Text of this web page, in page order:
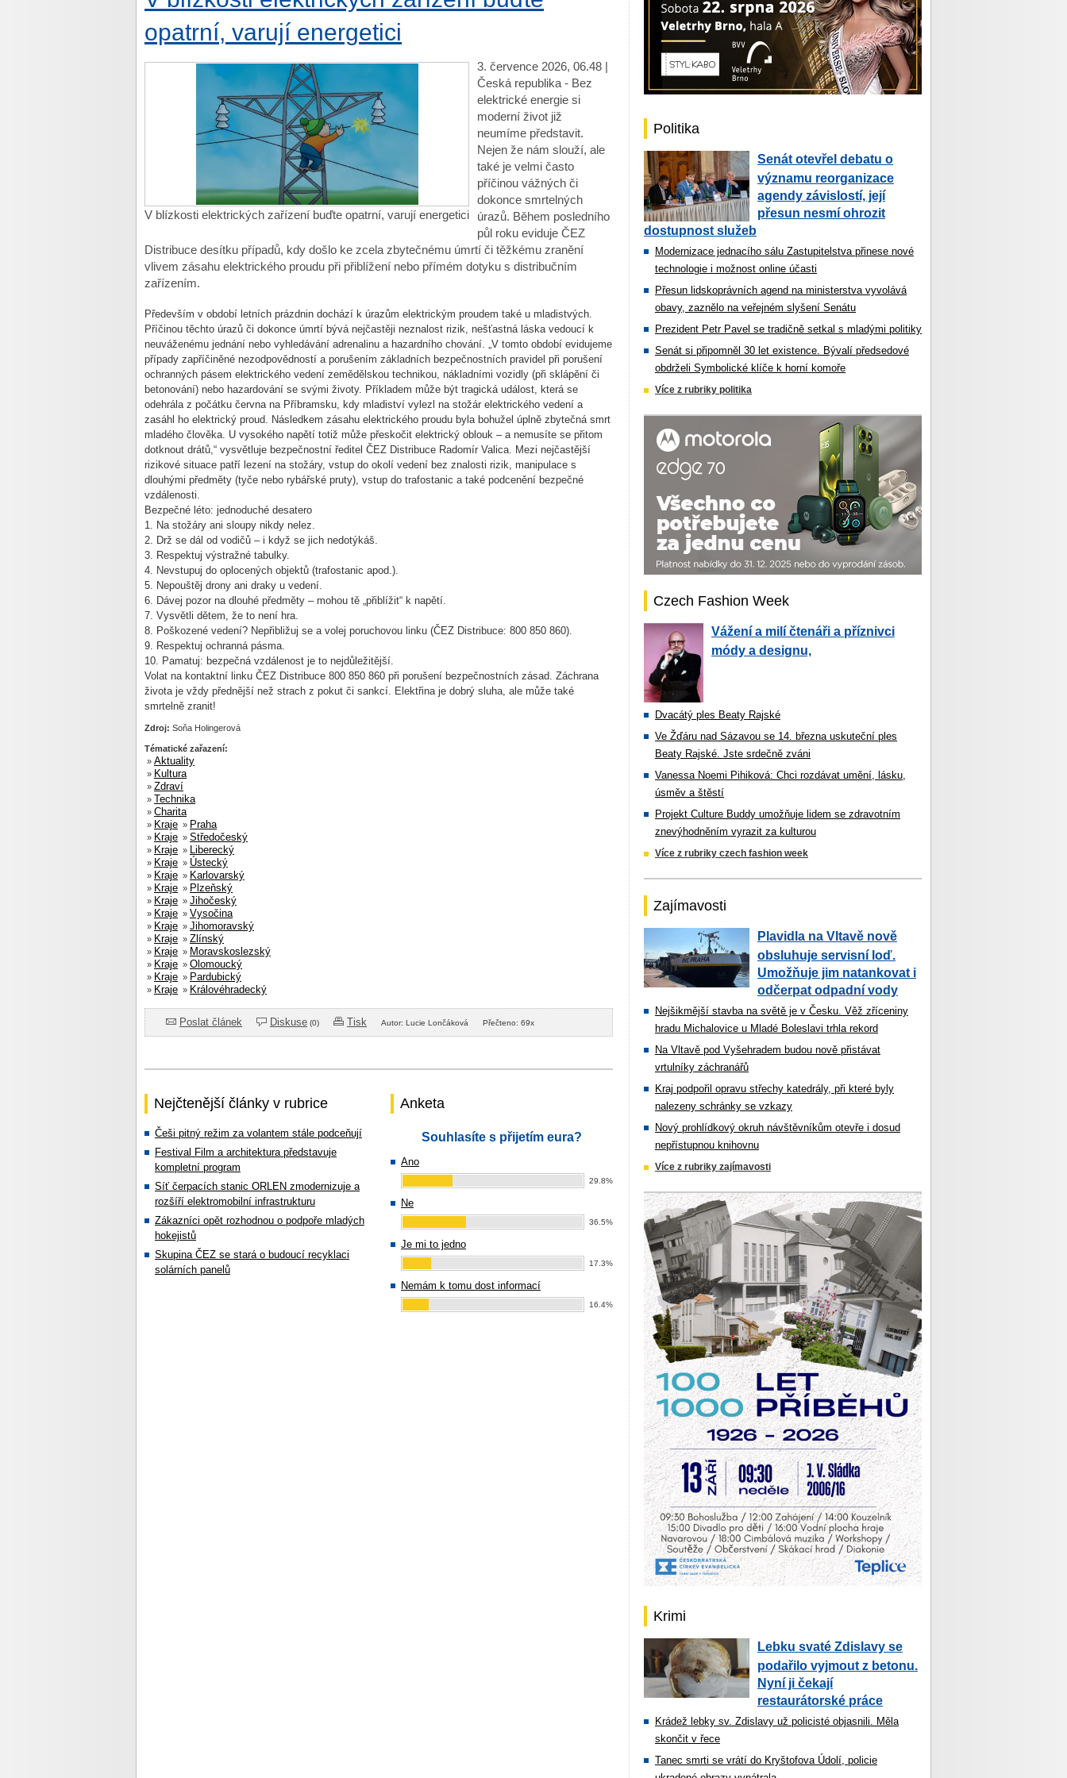
opatrní, varují energetici
V blízkosti elektrických zařízení buďte opatrní, varují energetici
3. července 2026, 06.48 |
Česká republika - Bez
elektrické energie si
moderní život již
neumíme představit.
Nejen že nám slouží, ale
také je velmi často
příčinou vážných či
dokonce smrtelných
úrazů. Během posledního
půl roku eviduje ČEZ
Distribuce desítku případů, kdy došlo ke zcela zbytečnému úmrtí či těžkému zranění
vlivem zásahu elektrického proudu při přiblížení nebo přímém dotyku s distribučním
zařízením.
Především v období letních prázdnin dochází k úrazům elektrickým proudem také u mladistvých.
Příčinou těchto úrazů či dokonce úmrtí bývá nejčastěji neznalost rizik, nešťastná láska vedoucí k
neuváženému jednání nebo vyhledávání adrenalinu a hazardního chování. „V tomto období evidujeme
případy zapříčiněné nezodpovědností a porušením základních bezpečnostních pravidel při porušení
ochranných pásem elektrického vedení zemědělskou technikou, nákladními vozidly (při sklápění či
betonování) nebo hazardování se svými životy. Příkladem může být tragická událost, která se
odehrála z počátku června na Příbramsku, kdy mladiství vylezl na stožár elektrického vedení a
zasáhl ho elektrický proud. Následkem zásahu elektrického proudu byla bohužel úplně zbytečná smrt
mladého člověka. U vysokého napětí totiž může přeskočit elektrický oblouk – a nemusíte se přitom
dotknout drátů,“ vysvětluje bezpečnostní ředitel ČEZ Distribuce Radomír Valica. Mezi nejčastější
rizikové situace patří lezení na stožáry, vstup do okolí vedení bez znalosti rizik, manipulace s
dlouhými předměty (tyče nebo rybářské pruty), vstup do trafostanic a také podcenění bezpečné
vzdálenosti.
Bezpečné léto: jednoduché desatero
1. Na stožáry ani sloupy nikdy nelez.
2. Drž se dál od vodičů – i když se jich nedotýkáš.
3. Respektuj výstražné tabulky.
4. Nevstupuj do oplocených objektů (trafostanic apod.).
5. Nepouštěj drony ani draky u vedení.
6. Dávej pozor na dlouhé předměty – mohou tě „přiblížit“ k napětí.
7. Vysvětli dětem, že to není hra.
8. Poškozené vedení? Nepřibližuj se a volej poruchovou linku (ČEZ Distribuce: 800 850 860).
9. Respektuj ochranná pásma.
10. Pamatuj: bezpečná vzdálenost je to nejdůležitější.
Volat na kontaktní linku ČEZ Distribuce 800 850 860 při porušení bezpečnostních zásad. Záchrana
života je vždy přednější než strach z pokut či sankcí. Elektřina je dobrý sluha, ale může také
smrtelně zranit!
Zdroj: Soňa Holingerová
Tématické zařazení:
» Aktuality
» Kultura
» Zdraví
» Technika
» Charita
» Kraje » Praha
» Kraje » Středočeský
» Kraje » Liberecký
» Kraje » Ústecký
» Kraje » Karlovarský
» Kraje » Plzeňský
» Kraje » Jihočeský
» Kraje » Vysočina
» Kraje » Jihomoravský
» Kraje » Zlínský
» Kraje » Moravskoslezský
» Kraje » Olomoucký
» Kraje » Pardubický
» Kraje » Královéhradecký
Poslat článek Diskuse (0) Tisk Autor: Lucie Lončáková Přečteno: 69x
Nejčtenější články v rubrice
Češi pitný režim za volantem stále podceňují
Festival Film a architektura představuje
kompletní program
Síť čerpacích stanic ORLEN zmodernizuje a
rozšíří elektromobilní infrastrukturu
Zákazníci opět rozhodnou o podpoře mladých
hokejistů
Skupina ČEZ se stará o budoucí recyklaci
solárních panelů
Anketa
Souhlasíte s přijetím eura?
Ano
29.8%
Ne
36.5%
Je mi to jedno
17.3%
Nemám k tomu dost informací
16.4%
Politika
Senát otevřel debatu o
významu reorganizace
agendy závislostí, její
přesun nesmí ohrozit
dostupnost služeb
Modernizace jednacího sálu Zastupitelstva přinese nové
technologie i možnost online účasti
Přesun lidskoprávních agend na ministerstva vyvolává
obavy, zaznělo na veřejném slyšení Senátu
Prezident Petr Pavel se tradičně setkal s mladými politiky
Senát si připomněl 30 let existence. Bývalí předsedové
obdrželi Symbolické klíče k horní komoře
Více z rubriky politika
Czech Fashion Week
Vážení a milí čtenáři a příznivci
módy a designu,
Dvacátý ples Beaty Rajské
Ve Žďáru nad Sázavou se 14. března uskuteční ples
Beaty Rajské. Jste srdečně zváni
Vanessa Noemi Pihiková: Chci rozdávat umění, lásku,
úsměv a štěstí
Projekt Culture Buddy umožňuje lidem se zdravotním
znevýhodněním vyrazit za kulturou
Více z rubriky czech fashion week
Zajímavosti
Plavidla na Vltavě nově
obsluhuje servisní loď.
Umožňuje jim natankovat i
odčerpat odpadní vody
Nejšikmější stavba na světě je v Česku. Věž zříceniny
hradu Michalovice u Mladé Boleslavi trhla rekord
Na Vltavě pod Vyšehradem budou nově přistávat
vrtulníky záchranářů
Kraj podpořil opravu střechy katedrály, při které byly
nalezeny schránky se vzkazy
Nový prohlídkový okruh návštěvníkům otevře i dosud
nepřístupnou knihovnu
Více z rubriky zajímavosti
Krimi
Lebku svaté Zdislavy se
podařilo vyjmout z betonu.
Nyní ji čekají
restaurátorské práce
Krádež lebky sv. Zdislavy už policisté objasnili. Měla
skončit v řece
Tanec smrti se vrátí do Kryštofova Údolí, policie